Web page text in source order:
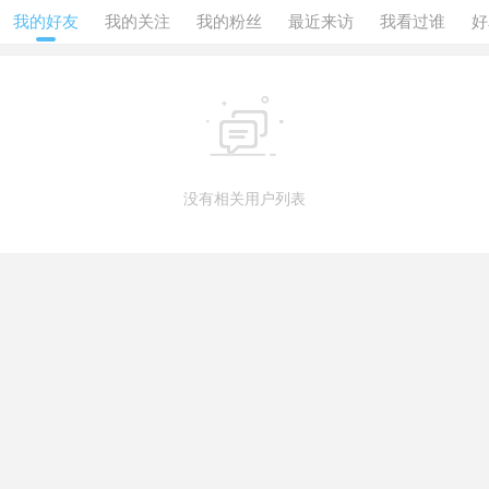
我的好友 我的关注 我的粉丝 最近来访 我看过谁

没有相关用户列表